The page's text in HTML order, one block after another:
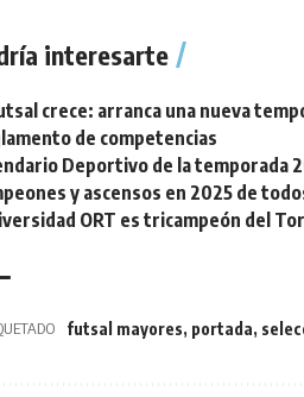
interesarte
crece: arranca una nueva
de competencias
Deportivo de la temporada
y ascensos en 2025 de
ORT es tricampeón del
futsal mayores, portada,